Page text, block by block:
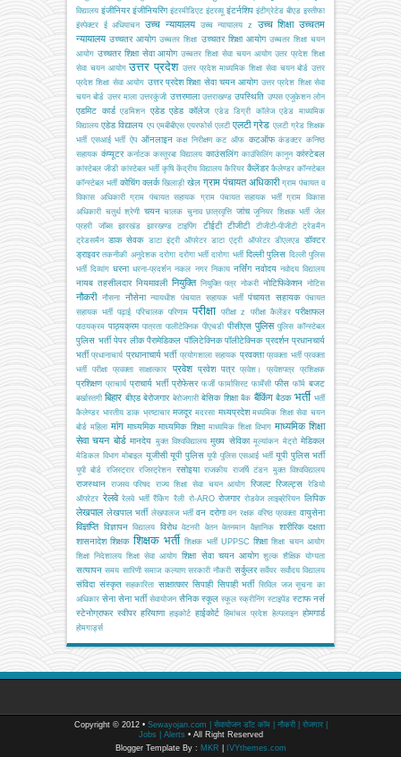
विद्यालय इंजीनियर इंजीनियरिंग इंटरमीडिएट इंटरव्यू इंटर्नशिप इंटीग्रेटेड बीएड इस्तीफा
इंस्पेक्टर ई अधियाचन उच्च न्यायालय उच्च न्यायालय z उच्च शिक्षा उच्चतम
न्यायालय उच्चतर आयोग उच्चतर शिक्षा उच्चतर शिक्षा आयोग उच्चतर शिक्षा चयन
आयोग उच्चतर शिक्षा सेवा आयोग उच्चतर शिक्षा सेवा चयन आयोग उतर प्रदेश शिक्षा
सेवा चयन आयोग उत्तर प्रदेश उत्तर प्रदेश माध्यमिक शिक्षा सेवा चयन बोर्ड उत्तर
प्रदेश शिक्षा सेवा आयोग उत्तर प्रदेश शिक्षा सेवा चयन आयोग उत्तर प्रदेश शिक्षा सेवा
चयन बोर्ड उत्तर माला उत्तरकुंजी उत्तरमाला उत्तराखण्ड उपस्थिति उप्पस एजूकेशन लोन
एडमिट कार्ड एडमिशन एडेड एडेड कॉलेज एडेड डिग्री कॉलेज एडेड माध्यमिक
विद्यालय एडेड विद्यालय एप एमबीबीएस एयरफोर्स एलटी एलटी ग्रेड एलटी ग्रेड शिक्षक
भर्ती एसआई भर्ती ऐप ऑनलाइन कक्ष निरीक्षण कट ऑफ कटऑफ कंडक्टर कनिष्ठ
सहायक कंप्यूटर कर्नाटक कस्तूरबा विद्यालय काउंसलिंग काउंसिलिंग कानून कांस्टेबल
कांस्टेबल जीडी कांस्टेबल भर्ती कृषि केंद्रीय विद्यालय कैरियर कैलेंडर कैलेण्डर कॉन्स्टेबल
कॉन्स्टेबल भर्ती कोचिंग क्लर्क खिलाड़ी खेल ग्राम पंचायत अधिकारी ग्राम पंचायत व
विकास अधिकारी ग्राम पंचायत सहायक ग्राम पंचायत सहायक भर्ती ग्राम विकास
अधिकारी चतुर्थ श्रेणी चयन चालक चुनाव छात्रवृत्ति जांच जूनियर शिक्षक भर्ती जेल
प्रहरी
जॉब्स झारखंड झारखण्ड टाइपिंग टीईटी टीजीटी टीजीटी-पीजीटी
ट्रेडमैन
ट्रेडसमैन डाक सेवक डाटा इंट्री ऑपरेटर डाटा एंट्री ऑपरेटर डीएलएड डॉक्टर
ड्राइवर तकनीकी अनुदेशक दरोगा दरोगा भर्ती दारोगा भर्ती दिल्ली पुलिस दिल्ली पुलिस
भर्ती दिव्यांग धरना धरना-प्रदर्शन नकल नगर निकाय नर्सिंग नवोदय नवोदय विद्यालय
नायब तहसीलदार नियमावली नियुक्ति नियुक्ति पत्र नोकरी नोटिफिकेशन नोटिस
नौकरी नौसना नौसेना न्यायधीश पंचयात सहायक भर्ती पंचायत सहायक पंचायत
सहायक भर्ती पढ़ाई परिचालक परिणाम परीक्षा परीक्षा z परीक्षा कैलेंडर परीक्षाफल
पाठयक्रम पाठ्यक्रम पात्रता पालीटेक्निक पीएचडी पीसीएस पुलिस पुलिस कॉन्स्टेबल
पुलिस भर्ती पेपर लीक पैरामेडिकल पॉलिटेक्निक पॉलीटेक्निक प्रदर्शन प्रधानचार्य
भर्ती प्रधानाचार्य प्रधानाचार्य भर्ती प्रयोगशाला सहायक प्रवक्ता प्रवक्ता भर्ती प्रवक्ता
भर्ती परीक्षा
प्रवक्ता साक्षात्कार प्रवेश प्रवेश पत्र प्रवेश। प्रवेशपत्र प्रशिक्षक
प्रशिक्षण प्राचार्य प्राचार्य भर्ती प्रोफेसर फर्जी फार्मासिस्ट फार्मेसी फीस फॉर्म बजट
बर्खास्तगी बिहार बीएड बेरोजगार बेरोजगारी बेसिक शिक्षा बैंक बैंकिंग बैठक भर्ती भर्ती
कैलेण्डर भारतीय डाक भ्रष्टाचार मजदूर मदरसा मध्यप्रदेश मध्यमिक शिक्षा सेवा चयन
बोर्ड महिला मांग माध्यमिक माध्यमिक शिक्षा माध्यमिक शिक्षा विभाग माध्यमिक शिक्षा
सेवा चयन बोर्ड मानदेय मुक्त विश्वविद्यालय मुख्य सेविका मूल्यांकन मेट्रो मेडिकल
मेडिकल विभाग मोबाइल यूजीसी यूपी पुलिस यूपी पुलिस एसआई भर्ती यूपी पुलिस भर्ती
यूपी बोर्ड रजिस्ट्रार रजिस्ट्रेशन रसोइया राजकीय राजर्षि टंडन मुक्त विश्वविद्यालय
राजस्थान राजस्व परिषद राज्य शिक्षा सेवा चयन आयोग रिजल्ट रिजल्ट्स
रेडियो
ऑपरेटर रेलवे रेलवे भर्ती रैंकिंग रैली रो-ARO रोजगार रोडवेज लाइब्रेरियन लिपिक
लेखपाल लेखपाल भर्ती लेखपालज भर्ती वन दरोगा वन रक्षक वरिष्ठ प्रवक्ता वायुसेना
विज्ञप्ति विज्ञापन विद्यालय विरोध वेटनरी वेतन वेतनमान वैज्ञानिक
शारीरिक दक्षता
शासनादेश शिक्षक शिक्षक भर्ती शिक्षक भर्ती UPPSC शिक्षा शिक्षा चयन आयोग
शिक्षा निदेशालय शिक्षा सेवा आयोग शिक्षा सेवा चयन आयोग शुल्क शैक्षिक योग्यता
सत्यापन समय सारिणी समाज कल्याण सरकारी नौकरी सर्कुलर सर्वेयर सर्वोदय विद्यालय
संविदा संस्कृत सहकारिता साक्षात्कार सिपाही सिपाही भर्ती सिविल जज सूचना का
अधिकार सेना सेना भर्ती सेवायोजन सैनिक स्कूल स्कूल स्क्रीनिंग स्टाइपेंड स्टाफ नर्स
स्टेनोग्राफर स्वीपर हरियाणा हाइकोर्ट हाईकोर्ट हिमांचल प्रदेश हेल्पलाइन होमगार्ड
होमगार्ड्स
Copyright © 2012 • Sewayojan.com | सेवायोजन डॉट कॉम | नौकरी | रोजगार |
Jobs | Alerts • All Right Reserved
Blogger Template By : MKR IVYthemes.com